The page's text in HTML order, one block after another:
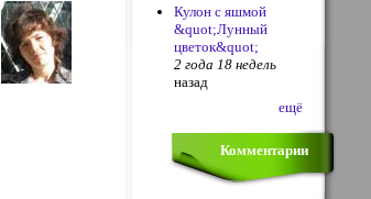
Кулон с яшмой
&quot;Лунный
цветок&quot;
2 года 18 недель
назад
ещё
Комментарии